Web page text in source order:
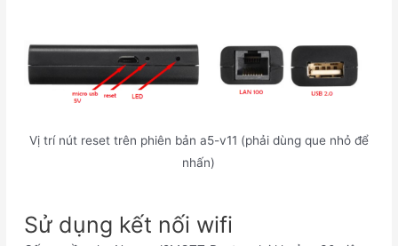
Vị trí nút reset trên phiên bản a5-v11 (phải dùng que nhỏ để
nhấn)
Sử dụng kết nối wifi